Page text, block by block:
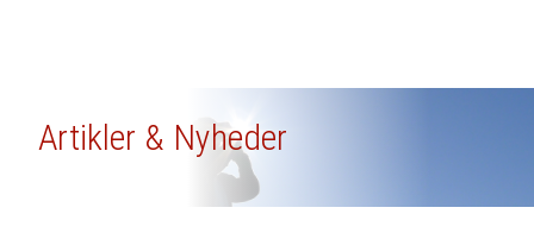
Artikler & Nyheder